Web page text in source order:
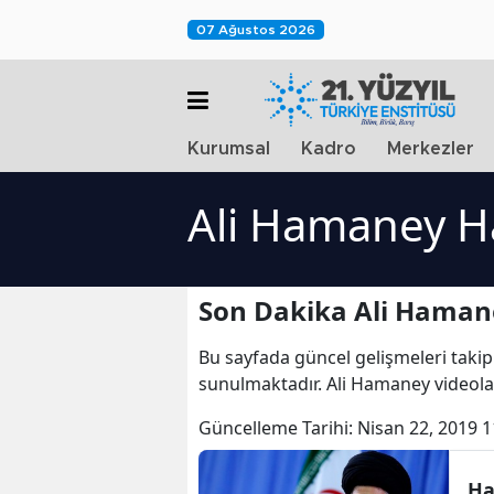
07 Ağustos 2026
Kurumsal Kadro Merkezler
Ali Hamaney
Son Dakika Ali
Bu sayfada güncel gelişmeleri
sunulmaktadır. Ali Hamaney
Güncelleme Tarihi: Nisan 22, 2019